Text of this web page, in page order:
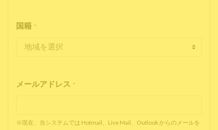
国籍 *
メールアドレス *
※現在、当システムでは Hotmail、Live Mail、Outlook からのメールを